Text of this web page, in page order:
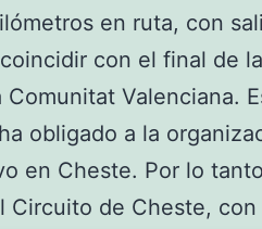
en ruta, con
con el final de
Valenciana.
obligado a la
en Cheste. Por lo
Circuito de Cheste,